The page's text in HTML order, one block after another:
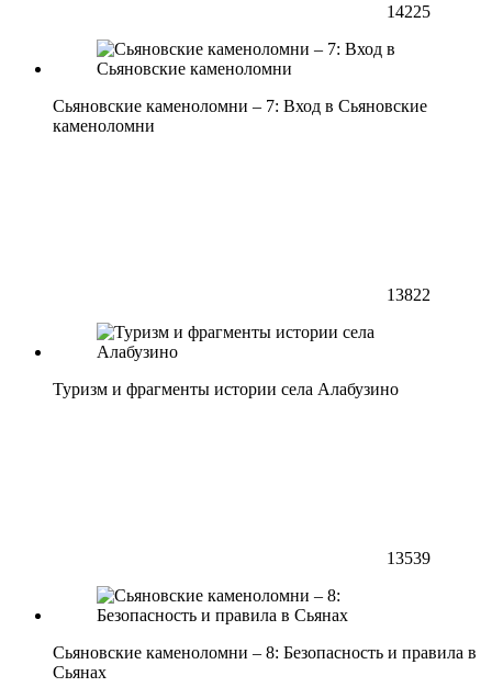
14225
Сьяновские каменоломни – 7: Вход в Сьяновские
каменоломни
13822
Туризм и фрагменты истории села Алабузино
13539
Сьяновские каменоломни – 8: Безопасность и правила в
Сьянах